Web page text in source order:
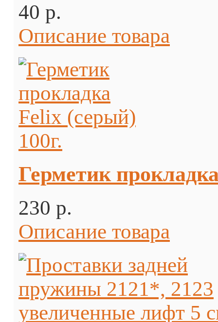
40 p.
Описание товара
Герметик
230 p.
Описание товара